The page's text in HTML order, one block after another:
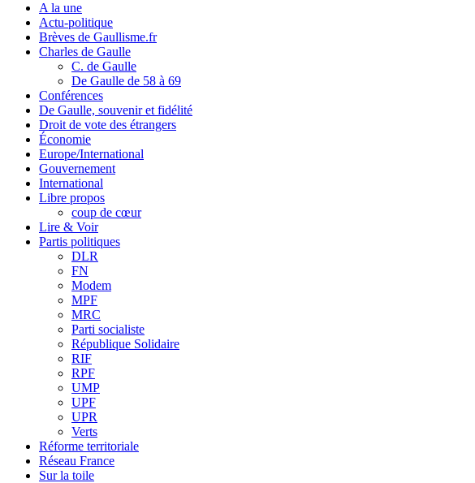
A la une
Actu-politique
Brèves de Gaullisme.fr
Charles de Gaulle
C. de Gaulle
De Gaulle de 58 à 69
Conférences
De Gaulle, souvenir et fidélité
Droit de vote des étrangers
Économie
Europe/International
Gouvernement
International
Libre propos
coup de cœur
Lire & Voir
Partis politiques
DLR
FN
Modem
MPF
MRC
Parti socialiste
République Solidaire
RIF
RPF
UMP
UPF
UPR
Verts
Réforme territoriale
Réseau France
Sur la toile